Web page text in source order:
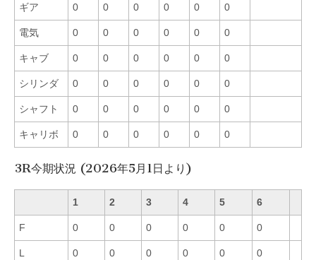
ギア 0 0 0 0 0 0
電気 0 0 0 0 0 0
キャブ 0 0 0 0 0 0
シリンダ 0 0 0 0 0 0
シャフト 0 0 0 0 0 0
キャリボ 0 0 0 0 0 0
3R今期状況 (2026年5月1日より)
1 2 3 4 5 6
F 0 0 0 0 0 0
L 0 0 0 0 0 0